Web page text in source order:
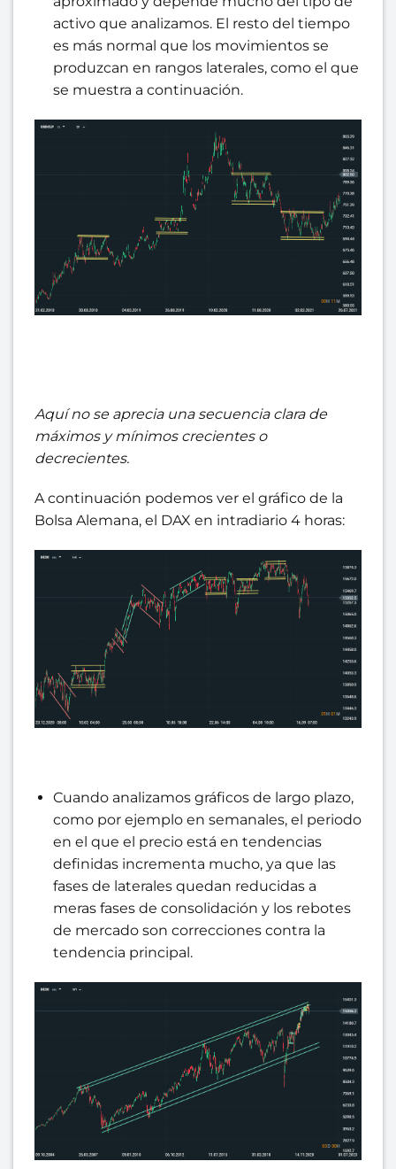
activo que analizamos. El resto del tiempo
es más normal que los movimientos se
produzcan en rangos laterales, como el que
se muestra a continuación.
Aquí no se aprecia una secuencia clara de
máximos y mínimos crecientes o
decrecientes.
A continuación podemos ver el gráfico de la
Bolsa Alemana, el DAX en intradiario 4 horas:
Cuando analizamos gráficos de largo plazo,
como por ejemplo en semanales, el periodo
en el que el precio está en tendencias
definidas incrementa mucho, ya que las
fases de laterales quedan reducidas a
meras fases de consolidación y los rebotes
de mercado son correcciones contra la
tendencia principal.